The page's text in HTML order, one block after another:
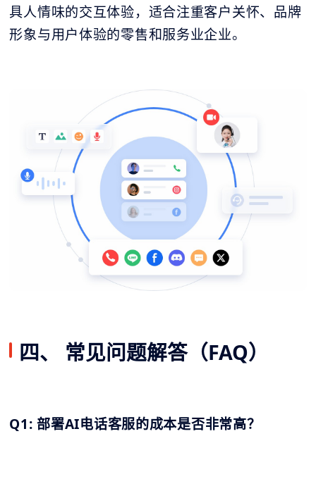
具人情味的交互体验，适合注重客户关怀、品牌
形象与用户体验的零售和服务业企业。
四、 常见问题解答（FAQ）
Q1: 部署AI电话客服的成本是否非常高？